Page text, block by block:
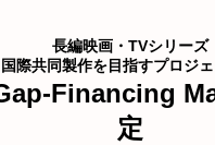
長編映画・TVシリーズ
際共同製作を目指すプロジ
Financing
定